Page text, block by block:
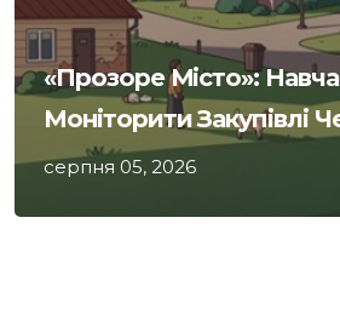
«Прозоре Місто»:
Моніторити Закупівлі
серпня 05, 2026